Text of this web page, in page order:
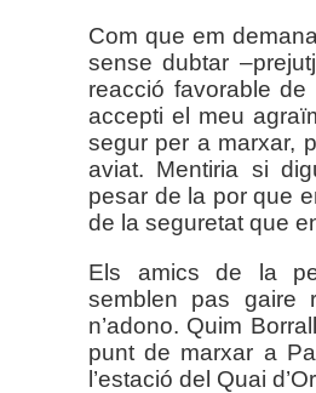
Com que em
sense dubtar
reacció favorable
accepti el meu
segur per a marxar,
aviat. Mentiria si
pesar de la por que
de la seguretat que
Els amics de la
semblen pas
n’adono. Quim
punt de marxar a
l’estació del Quai